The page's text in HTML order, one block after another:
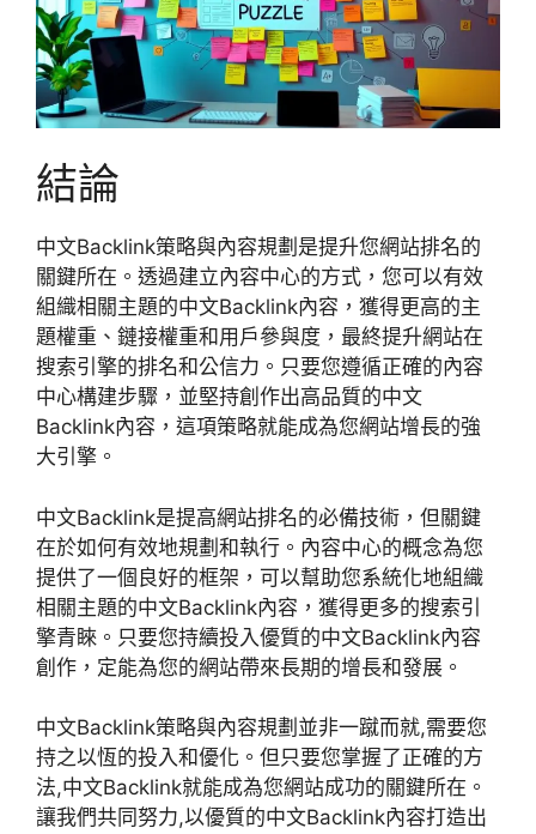
結論
中文Backlink策略與內容規劃是提升您網站排名的
關鍵所在。透過建立內容中心的方式，您可以有效
組織相關主題的中文Backlink內容，獲得更高的主
題權重、鏈接權重和用戶參與度，最終提升網站在
搜索引擎的排名和公信力。只要您遵循正確的內容
中心構建步驟，並堅持創作出高品質的中文
Backlink內容，這項策略就能成為您網站增長的強
大引擎。
中文Backlink是提高網站排名的必備技術，但關鍵
在於如何有效地規劃和執行。內容中心的概念為您
提供了一個良好的框架，可以幫助您系統化地組織
相關主題的中文Backlink內容，獲得更多的搜索引
擎青睞。只要您持續投入優質的中文Backlink內容
創作，定能為您的網站帶來長期的增長和發展。
中文Backlink策略與內容規劃並非一蹴而就,需要您
持之以恆的投入和優化。但只要您掌握了正確的方
法,中文Backlink就能成為您網站成功的關鍵所在。
讓我們共同努力,以優質的中文Backlink內容打造出